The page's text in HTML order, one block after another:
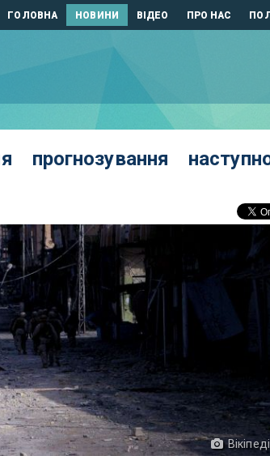
ГОЛОВНА НОВИНИ ВІДЕО ПРО НАС
прогнозування